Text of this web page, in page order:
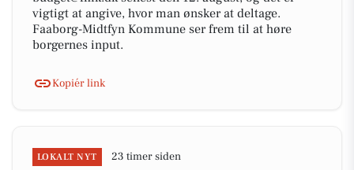
vigtigt at angive, hvor man ønsker at deltage.
Faaborg-Midtfyn Kommune ser frem til at høre
borgernes input.
Kopiér link
LOKALT NYT 23 timer siden